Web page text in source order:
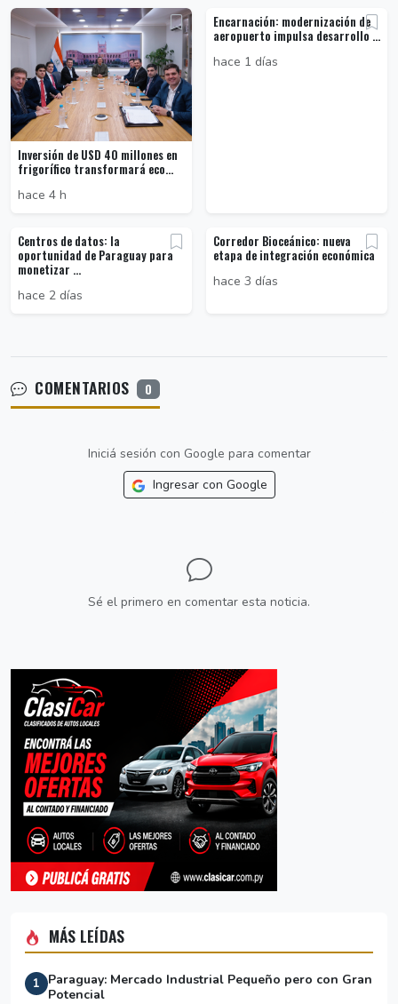
Inversión de USD 40 millones en
frigorífico transformará eco...
hace 4 h
Encarnación: modernización de
aeropuerto impulsa desarrollo ...
hace 1 días
Centros de datos: la
oportunidad de Paraguay para
monetizar ...
hace 2 días
Corredor Bioceánico: nueva
etapa de integración económica
hace 3 días
COMENTARIOS 0
Iniciá sesión con Google para comentar
Ingresar con Google
Sé el primero en comentar esta noticia.
MÁS LEÍDAS
1
Paraguay: Mercado Industrial Pequeño pero con Gran
Potencial